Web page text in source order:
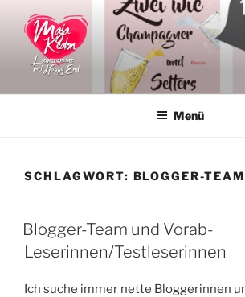
Inhalt
springen
MAJA KEATON
Menü
SCHLAGWORT: BLOGGER-TEAM
VERÖFFENTLICHT
AM
Blogger-Team und Vorab-
Leserinnen/Testleserinnen
Ich suche immer nette Bloggerinnen